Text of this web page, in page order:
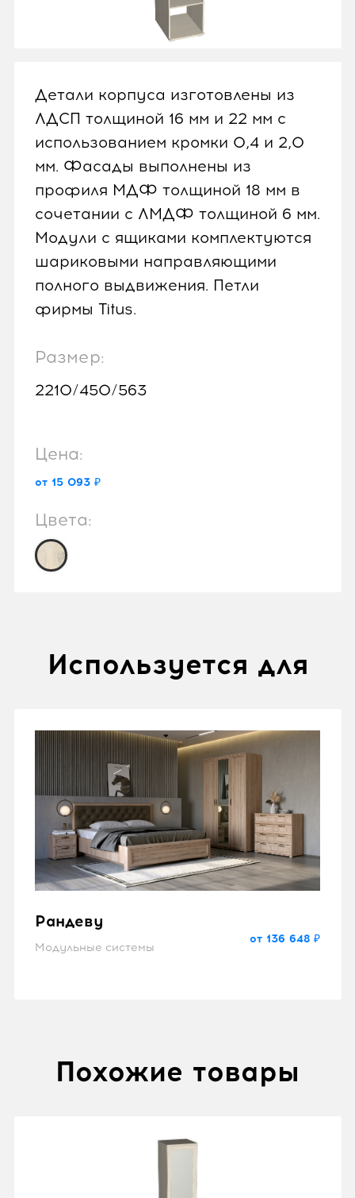
Детали корпуса изготовлены из
ЛДСП толщиной 16 мм и 22 мм с
использованием кромки 0,4 и 2,0
мм. Фасады выполнены из
профиля МДФ толщиной 18 мм в
сочетании с ЛМДФ толщиной 6 мм.
Модули с ящиками комплектуются
шариковыми направляющими
полного выдвижения. Петли
фирмы Titus.
Размер:
2210/450/563
Цена:
от 15 093 ₽
Цвета:
Используется для
Рандеву
Модульные системы
от 136 648 ₽
Похожие товары